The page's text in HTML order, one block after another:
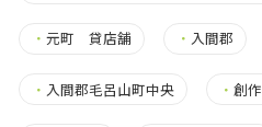
・ 元町 貸店舗 ・ 入間郡
・ 入間郡毛呂山町中央 ・創